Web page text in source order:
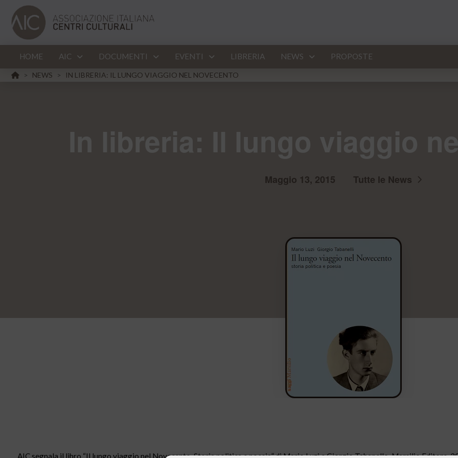
HOME AIC DOCUMENTI EVENTI LIBRERIA NEWS PROPOSTE
HOME
> NEWS > IN LIBRERIA: IL LUNGO VIAGGIO NEL NOVECENTO
Maggio 13, 2015 Tutte le News
AIC segnala il libro “Il lungo viaggio nel Novecento. Storia politica e poesia” di Mario Luzi e Giorgio Tabanello, Marsilio Editore,